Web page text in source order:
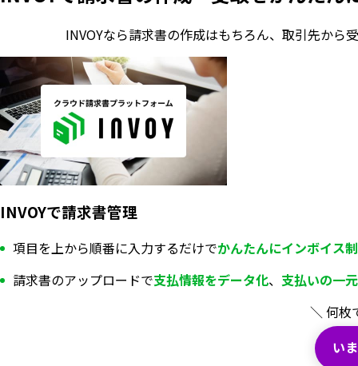
INVOYなら請求書の作成はもちろん、 取引先から
INVOYで請求書管理
項目を上から順番に入力するだけでかんたんにインボイス
請求書のアップロードで支払情報をデータ化、 支払いの一
＼ 何枚
い